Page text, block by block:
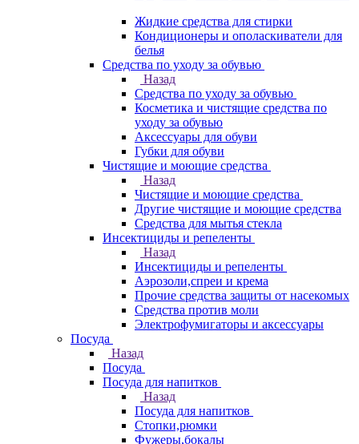
Жидкие средства для стирки
Кондиционеры и ополаскиватели для
белья
Средства по уходу за обувью
Назад
Средства по уходу за обувью
Косметика и чистящие средства по
уходу за обувью
Аксессуары для обуви
Губки для обуви
Чистящие и моющие средства
Назад
Чистящие и моющие средства
Другие чистящие и моющие средства
Средства для мытья стекла
Инсектициды и репеленты
Назад
Инсектициды и репеленты
Аэрозоли,спреи и крема
Прочие средства защиты от насекомых
Средства против моли
Электрофумигаторы и аксессуары
Посуда
Назад
Посуда
Посуда для напитков
Назад
Посуда для напитков
Стопки,рюмки
Фужеры,бокалы